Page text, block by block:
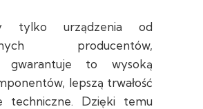
tylko urządzenia od
producentów,
gwarantuje to wysoką
lepszą trwałość
techniczne. Dzięki temu